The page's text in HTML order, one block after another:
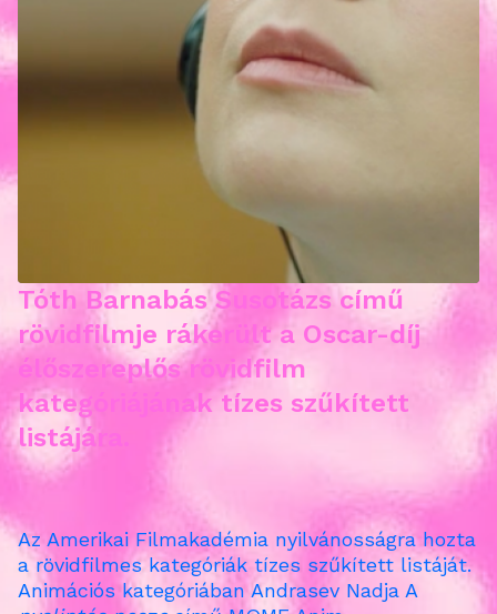
Tóth Barnabás Susotázs című
rövidfilmje rákerült a Oscar-díj
élőszereplős rövidfilm
kategóriájának tízes szűkített
listájára.
Az Amerikai Filmakadémia nyilvánosságra hozta
a rövidfilmes kategóriák tízes szűkített listáját.
Animációs kategóriában Andrasev Nadja A